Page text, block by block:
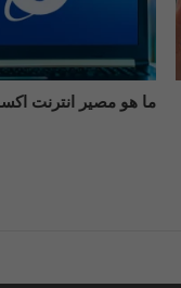
ما هو مصير انترنت